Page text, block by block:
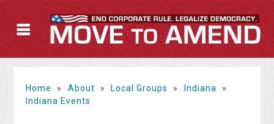
Home » About » Local Groups » Indiana
»
Indiana Events